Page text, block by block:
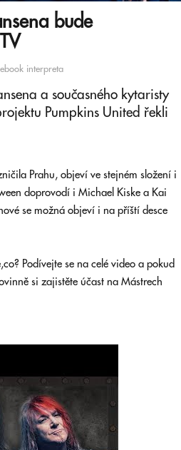
bude
interpreta
a současného kytaristy
Pumpkins United řekli
Prahu, objeví ve stejném složení i
doprovodí i Michael Kiske a Kai
se možná objeví i na příští desce
Podívejte se na celé video a pokud
si zajistěte účast na Mástrech